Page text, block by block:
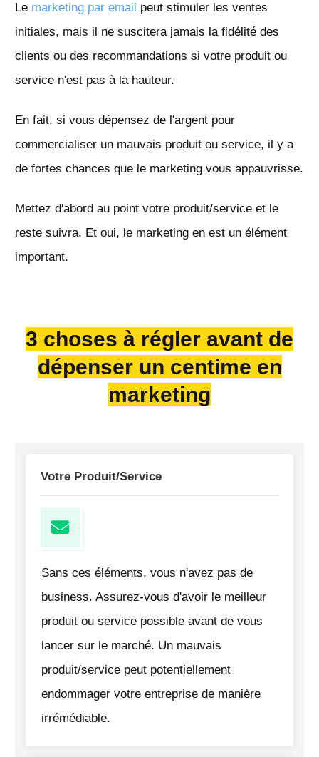
Le marketing par email peut stimuler les ventes
initiales, mais il ne suscitera jamais la fidélité des
clients ou des recommandations si votre produit ou
service n'est pas à la hauteur.
En fait, si vous dépensez de l'argent pour
commercialiser un mauvais produit ou service, il y a
de fortes chances que le marketing vous appauvrisse.
Mettez d'abord au point votre produit/service et le
reste suivra. Et oui, le marketing en est un élément
important.
3 choses à régler avant de
dépenser un centime en
marketing
Votre Produit/service
Sans ces éléments, vous n'avez pas de
business. Assurez-vous d'avoir le meilleur
produit ou service possible avant de vous
lancer sur le marché. Un mauvais
produit/service peut potentiellement
endommager votre entreprise de manière
irrémédiable.